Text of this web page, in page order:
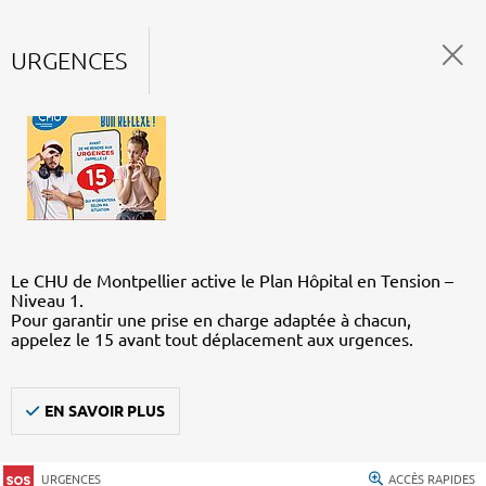
URGENCES
Le CHU de Montpellier active le Plan Hôpital en Tension –
Niveau 1.
Pour garantir une prise en charge adaptée à chacun,
appelez le 15 avant tout déplacement aux urgences.
EN SAVOIR PLUS
URGENCES ACCÈS RAPIDES